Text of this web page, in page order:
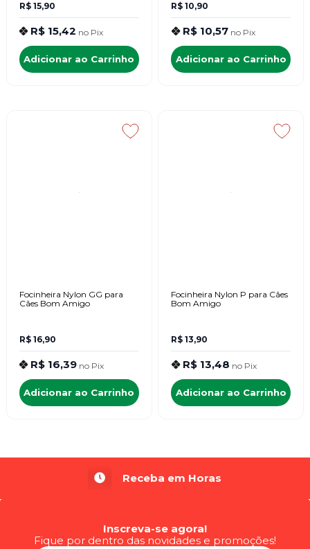
R$ 15,90
R$ 15,42 no Pix
Adicionar ao Carrinho
R$ 10,90
R$ 10,57 no Pix
Adicionar ao Carrinho
Focinheira Nylon GG para
Cães Bom Amigo
R$ 16,90
R$ 16,39 no Pix
Adicionar ao Carrinho
Focinheira Nylon P para Cães
Bom Amigo
R$ 13,90
R$ 13,48 no Pix
Adicionar ao Carrinho
Receba em Horas
Inscreva-se agora!
Fique por dentro das novidades e promoções!